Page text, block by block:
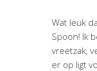
Wat leuk
Spoon! Ik
vreetzak,
er op ligt